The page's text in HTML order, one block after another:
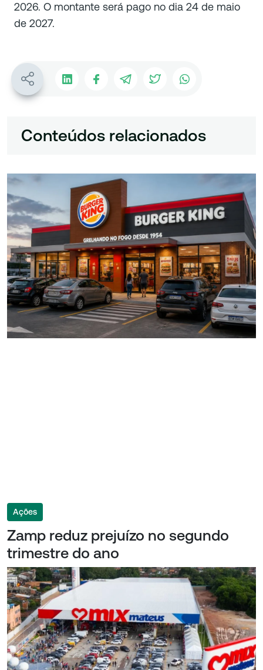
2026. O montante será pago no dia 24 de maio
de 2027.
Conteúdos relacionados
Ações
Zamp reduz prejuízo no segundo
trimestre do ano